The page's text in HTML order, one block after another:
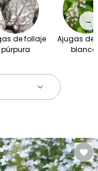
de follaje
púrpura
Ajugas de
→